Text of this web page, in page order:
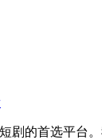
剧的首选平台